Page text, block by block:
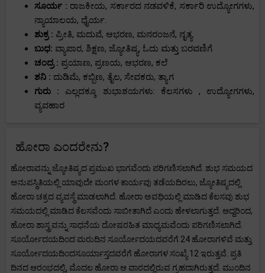
ಸೂರ್ಯ : ರಾಜಕೀಯ, ಸರ್ಕಾರದ ನಡವಳಿಕೆ, ಸರ್ಕಾರಿ ಉದ್ಯೋಗಗಳು,
ನ್ಯಾಯಾಲಯ, ಧೈರ್ಯ.
ಶುಕ್ರ : ಪ್ರೀತಿ, ಮದುವೆ, ಆಭರಣ, ಮನರಂಜನೆ, ನೃತ್ಯ.
ಬುಧ: ವ್ಯಾಪಾರ, ಶಿಕ್ಷಣ, ಜ್ಯೋತಿಷ್ಯ, ಓದು ಮತ್ತು ಬರವಣಿಗೆ
ಚಂದ್ರ : ಪ್ರಯಾಣ, ಪ್ರಣಯ, ಆಭರಣ, ಕಲೆ
ಶನಿ : ದುಡಿಮೆ, ಕಬ್ಬಿಣ, ತೈಲ, ಸೇವಕರು, ತ್ಯಾಗ
ಗುರು : ಎಲ್ಲದಕ್ಕೂ ಶುಭಾಶಯಗಳು: ಕೆಲಸಗಳು , ಉದ್ಯೋಗಗಳು,
ವ್ಯವಹಾರ
ಹೋರಾ ಎಂದರೇನು?
ಹೋರಾವನ್ನು ಜ್ಯೋತಿಷ್ಯದ ಪ್ರಮುಖ ಭಾಗವೆಂದು ಪರಿಗಣಿಸಲಾಗಿದೆ. ಶುಭ ಸಮಯದ
ಅನುಪಸ್ಥಿತಿಯಲ್ಲಿ ಯಾವುದೇ ಮಂಗಳ ಕಾರ್ಯವು ತಡೆಯದಿರಲು, ಜ್ಯೋತಿಷ್ಯದಲ್ಲಿ
ಹೋರಾ ಚಕ್ರದ ವ್ಯವಸ್ಥೆ ಮಾಡಲಾಗಿದೆ. ಹೋರಾ ಅವಧಿಯಲ್ಲಿ ಮಾಡಿದ ಕೆಲಸವು ಶುಭ
ಸಮಯದಲ್ಲಿ ಮಾಡಿದ ಕೆಲಸವೆಂದು ಸಾಬೀತಾಗಿದೆ ಎಂದು ಹೇಳಲಾಗುತ್ತದೆ. ಆದ್ದರಿಂದ,
ಹೋರಾ ಶಾಸ್ತ್ರವನ್ನು ಸಾಧನೆಯ ದೋಷರಹಿತ ಮಾಧ್ಯಮವೆಂದು ಪರಿಗಣಿಸಲಾಗಿದೆ.
ಸೂರ್ಯೋದಯದಿಂದ ಮರುದಿನ ಸೂರ್ಯೋದಯದವರೆಗೆ 24 ಹೋರಾಗಳಿವೆ ಮತ್ತು
ಸೂರ್ಯೋದಯದಿಂದಸೂರ್ಯಾಸ್ತದವರೆಗೆ ಹೋರಾಗಳ ಸಂಖ್ಯೆ 12 ಇರುತ್ತವೆ. ಪ್ರತಿ
ದಿನದ ಆರಂಭದಲ್ಲಿ, ಮೊದಲ ಹೋರಾ ಆ ವಾರದಲ್ಲಿರುವ ಗ್ರಹದಾಗಿರುತ್ತದೆ. ಮುಂದಿನ